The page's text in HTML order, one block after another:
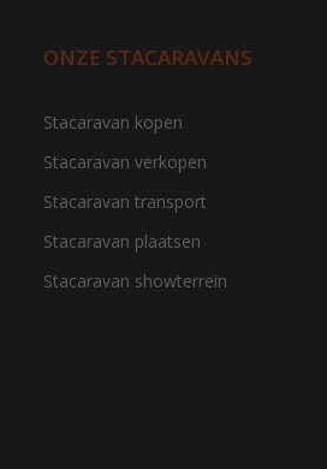
ONZE STACARAVANS
Stacaravan kopen
Stacaravan verkopen
Stacaravan transport
Stacaravan plaatsen
Stacaravan showterrein